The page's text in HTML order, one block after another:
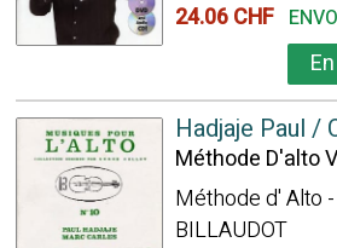
24.06 CHF
Hadjaje Paul /
Méthode D'alto
Méthode d' Alto
BILLAUDOT